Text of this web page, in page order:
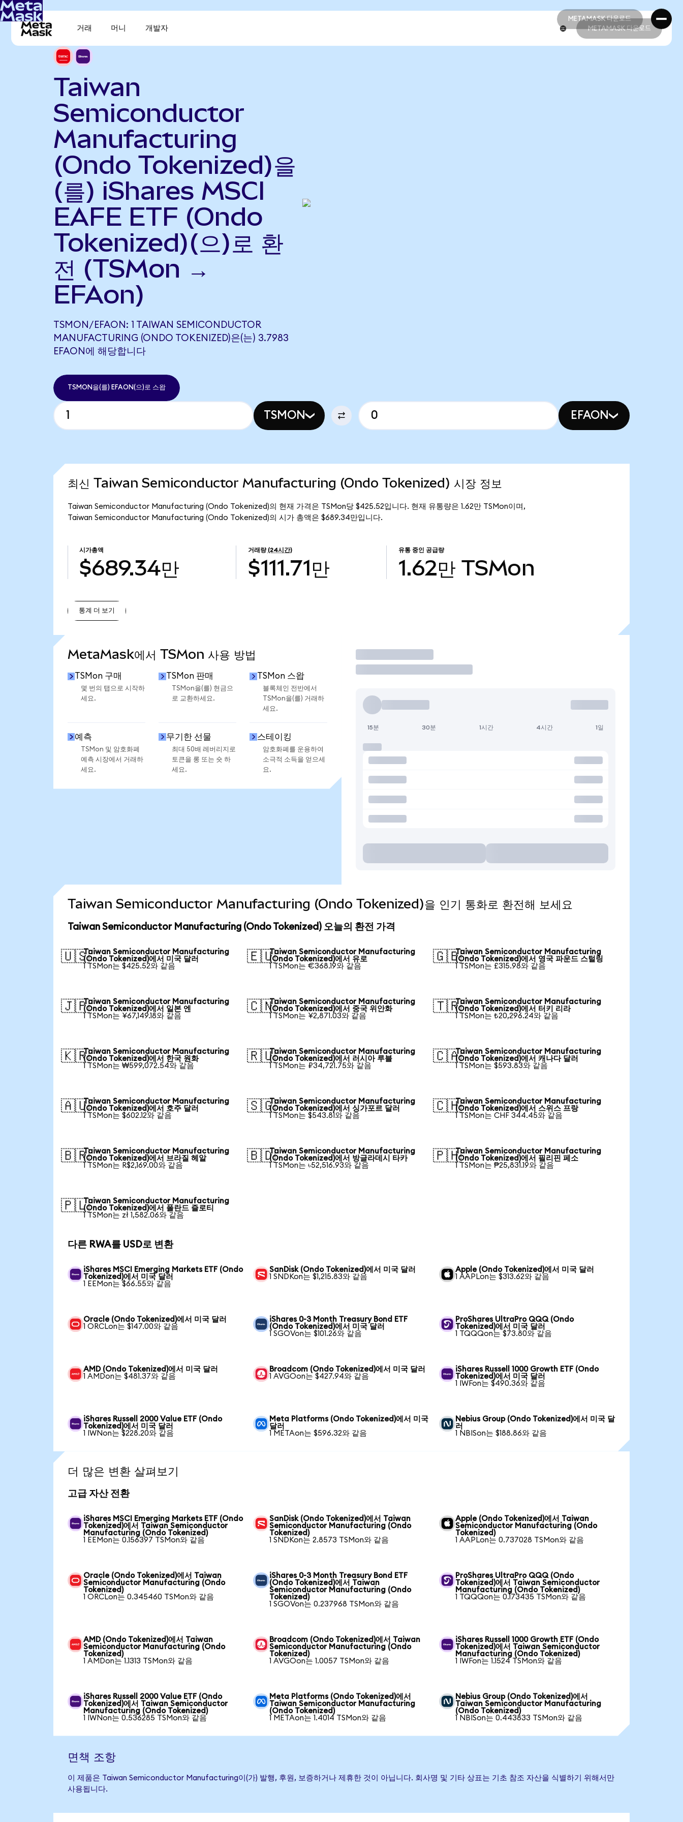
METAMASK 다운로드
METAMASK 다운로드
거래 머니 개발자 METAMASK 다운로드
Taiwan
Semiconductor
Manufacturing
(Ondo Tokenized)을
(를) iShares MSCI
EAFE ETF (Ondo
Tokenized)(으)로 환
전 (TSMon →
EFAon)
TSMON/EFAON: 1 TAIWAN SEMICONDUCTOR
MANUFACTURING (ONDO TOKENIZED)은(는) 3.7983
EFAON에 해당합니다
TSMON을(를) EFAON(으)로 스왑
TSMON EFAON
최신 Taiwan Semiconductor Manufacturing (Ondo Tokenized) 시장 정보
Taiwan Semiconductor Manufacturing (Ondo Tokenized)의 현재 가격은 TSMon당 $425.52입니다. 현재 유통량은 1.62만 TSMon이며,
Taiwan Semiconductor Manufacturing (Ondo Tokenized)의 시가 총액은 $689.34만입니다.
시가총액
$689.34만
거래량 (24시간)
$111.71만
유통 중인 공급량
1.62만 TSMon
통계 더 보기
MetaMask에서 TSMon 사용 방법
TSMon 구매
몇 번의 탭으로 시작하
세요.
TSMon 판매
TSMon을(를) 현금으
로 교환하세요.
TSMon 스왑
블록체인 전반에서
TSMon을(를) 거래하
세요.
예측
TSMon 및 암호화폐
예측 시장에서 거래하
세요.
무기한 선물
최대 50배 레버리지로
토큰을 롱 또는 숏 하
세요.
스테이킹
암호화폐를 운용하여
소극적 소득을 얻으세
요.
거래
15분 30분 1시간 4시간 1일
Taiwan Semiconductor Manufacturing (Ondo Tokenized)을 인기 통화로 환전해 보세요
Taiwan Semiconductor Manufacturing (Ondo Tokenized) 오늘의 환전 가격
🇺🇸Taiwan Semiconductor Manufacturing
(Ondo Tokenized)에서 미국 달러
1 TSMon는 $425.52와 같음
🇪🇺Taiwan Semiconductor Manufacturing
(Ondo Tokenized)에서 유로
1 TSMon는 €368.19와 같음
🇬🇧Taiwan Semiconductor Manufacturing
(Ondo Tokenized)에서 영국 파운드 스털링
1 TSMon는 £315.98와 같음
🇯🇵Taiwan Semiconductor Manufacturing
(Ondo Tokenized)에서 일본 엔
1 TSMon는 ¥67,149.18와 같음
🇨🇳Taiwan Semiconductor Manufacturing
(Ondo Tokenized)에서 중국 위안화
1 TSMon는 ¥2,871.03와 같음
🇹🇷Taiwan Semiconductor Manufacturing
(Ondo Tokenized)에서 터키 리라
1 TSMon는 ₺20,296.24와 같음
🇰🇷Taiwan Semiconductor Manufacturing
(Ondo Tokenized)에서 한국 원화
1 TSMon는 ₩599,072.54와 같음
🇷🇺Taiwan Semiconductor Manufacturing
(Ondo Tokenized)에서 러시아 루블
1 TSMon는 ₽34,721.75와 같음
🇨🇦Taiwan Semiconductor Manufacturing
(Ondo Tokenized)에서 캐나다 달러
1 TSMon는 $593.83와 같음
🇦🇺Taiwan Semiconductor Manufacturing
(Ondo Tokenized)에서 호주 달러
1 TSMon는 $602.12와 같음
🇸🇬Taiwan Semiconductor Manufacturing
(Ondo Tokenized)에서 싱가포르 달러
1 TSMon는 $543.81와 같음
🇨🇭Taiwan Semiconductor Manufacturing
(Ondo Tokenized)에서 스위스 프랑
1 TSMon는 CHF 344.45와 같음
🇧🇷Taiwan Semiconductor Manufacturing
(Ondo Tokenized)에서 브라질 헤알
1 TSMon는 R$2,169.00와 같음
🇧🇩Taiwan Semiconductor Manufacturing
(Ondo Tokenized)에서 방글라데시 타카
1 TSMon는 ৳52,516.93와 같음
🇵🇭Taiwan Semiconductor Manufacturing
(Ondo Tokenized)에서 필리핀 페소
1 TSMon는 ₱25,831.19와 같음
🇵🇱Taiwan Semiconductor Manufacturing
(Ondo Tokenized)에서 폴란드 즐로티
1 TSMon는 zł 1,582.06와 같음
다른 RWA를 USD로 변환
iShares MSCI Emerging Markets ETF (Ondo
Tokenized)에서 미국 달러
1 EEMon는 $66.55와 같음
SanDisk (Ondo Tokenized)에서 미국 달러
1 SNDKon는 $1,215.83와 같음
Apple (Ondo Tokenized)에서 미국 달러
1 AAPLon는 $313.62와 같음
Oracle (Ondo Tokenized)에서 미국 달러
1 ORCLon는 $147.00와 같음
iShares 0-3 Month Treasury Bond ETF
(Ondo Tokenized)에서 미국 달러
1 SGOVon는 $101.26와 같음
ProShares UltraPro QQQ (Ondo
Tokenized)에서 미국 달러
1 TQQQon는 $73.80와 같음
AMD (Ondo Tokenized)에서 미국 달러
1 AMDon는 $481.37와 같음
Broadcom (Ondo Tokenized)에서 미국 달러
1 AVGOon는 $427.94와 같음
iShares Russell 1000 Growth ETF (Ondo
Tokenized)에서 미국 달러
1 IWFon는 $490.36와 같음
iShares Russell 2000 Value ETF (Ondo
Tokenized)에서 미국 달러
1 IWNon는 $228.20와 같음
Meta Platforms (Ondo Tokenized)에서 미국
달러
1 METAon는 $596.32와 같음
Nebius Group (Ondo Tokenized)에서 미국 달
러
1 NBISon는 $188.86와 같음
더 많은 변환 살펴보기
고급 자산 전환
iShares MSCI Emerging Markets ETF (Ondo
Tokenized)에서 Taiwan Semiconductor
Manufacturing (Ondo Tokenized)
1 EEMon는 0.156397 TSMon와 같음
SanDisk (Ondo Tokenized)에서 Taiwan
Semiconductor Manufacturing (Ondo
Tokenized)
1 SNDKon는 2.8573 TSMon와 같음
Apple (Ondo Tokenized)에서 Taiwan
Semiconductor Manufacturing (Ondo
Tokenized)
1 AAPLon는 0.737028 TSMon와 같음
Oracle (Ondo Tokenized)에서 Taiwan
Semiconductor Manufacturing (Ondo
Tokenized)
1 ORCLon는 0.345460 TSMon와 같음
iShares 0-3 Month Treasury Bond ETF
(Ondo Tokenized)에서 Taiwan
Semiconductor Manufacturing (Ondo
Tokenized)
1 SGOVon는 0.237968 TSMon와 같음
ProShares UltraPro QQQ (Ondo
Tokenized)에서 Taiwan Semiconductor
Manufacturing (Ondo Tokenized)
1 TQQQon는 0.173435 TSMon와 같음
AMD (Ondo Tokenized)에서 Taiwan
Semiconductor Manufacturing (Ondo
Tokenized)
1 AMDon는 1.1313 TSMon와 같음
Broadcom (Ondo Tokenized)에서 Taiwan
Semiconductor Manufacturing (Ondo
Tokenized)
1 AVGOon는 1.0057 TSMon와 같음
iShares Russell 1000 Growth ETF (Ondo
Tokenized)에서 Taiwan Semiconductor
Manufacturing (Ondo Tokenized)
1 IWFon는 1.1524 TSMon와 같음
iShares Russell 2000 Value ETF (Ondo
Tokenized)에서 Taiwan Semiconductor
Manufacturing (Ondo Tokenized)
1 IWNon는 0.536285 TSMon와 같음
Meta Platforms (Ondo Tokenized)에서
Taiwan Semiconductor Manufacturing
(Ondo Tokenized)
1 METAon는 1.4014 TSMon와 같음
Nebius Group (Ondo Tokenized)에서
Taiwan Semiconductor Manufacturing
(Ondo Tokenized)
1 NBISon는 0.443833 TSMon와 같음
면책 조항
이 제품은 Taiwan Semiconductor Manufacturing이(가) 발행, 후원, 보증하거나 제휴한 것이 아닙니다. 회사명 및 기타 상표는 기초 참조 자산을 식별하기 위해서만
사용됩니다.